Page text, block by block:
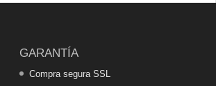
GARANTÍA
Compra segura SSL